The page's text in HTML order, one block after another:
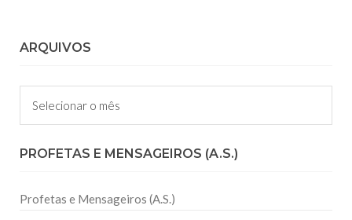
ARQUIVOS
Arquivos
PROFETAS E MENSAGEIROS (A.S.)
Profetas e Mensageiros (A.S.)